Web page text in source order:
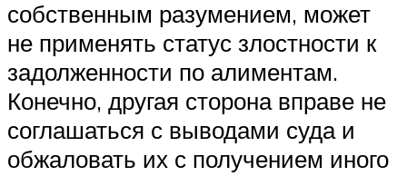
собственным разумением, может
не применять статус злостности к
задолженности по алиментам.
Конечно, другая сторона вправе не
соглашаться с выводами суда и
обжаловать их с получением иного